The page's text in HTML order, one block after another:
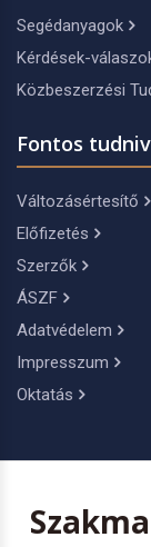
Segédanyagok
Kérdések-
Közbeszerzési
Fontos
Változásértesítő
Előfizetés
Szerzők
ÁSZF
Adatvédelem
Impresszum
Oktatás